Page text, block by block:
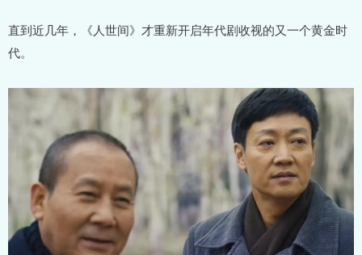
直到近几年，《人世间》才重新开启年代剧收视的又一个黄金时
代。